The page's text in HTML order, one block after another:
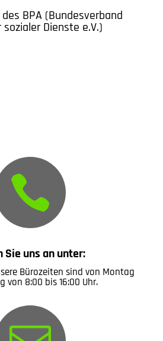
BPA (Bundesverband
Dienste e.V.)

Sie uns an unter:
Bürozeiten sind von Montag
von 8:00 bis 16:00 Uhr.